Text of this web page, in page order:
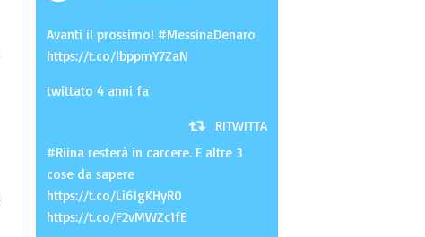
Avanti il prossimo! #MessinaDenaro
https://t.co/lbppmY7ZaN
twittato 4 anni fa
RITWITTA
#Riina resterà in carcere. E altre 3
cose da sapere
https://t.co/Li61gKHyR0
https://t.co/F2vMWZc1fE